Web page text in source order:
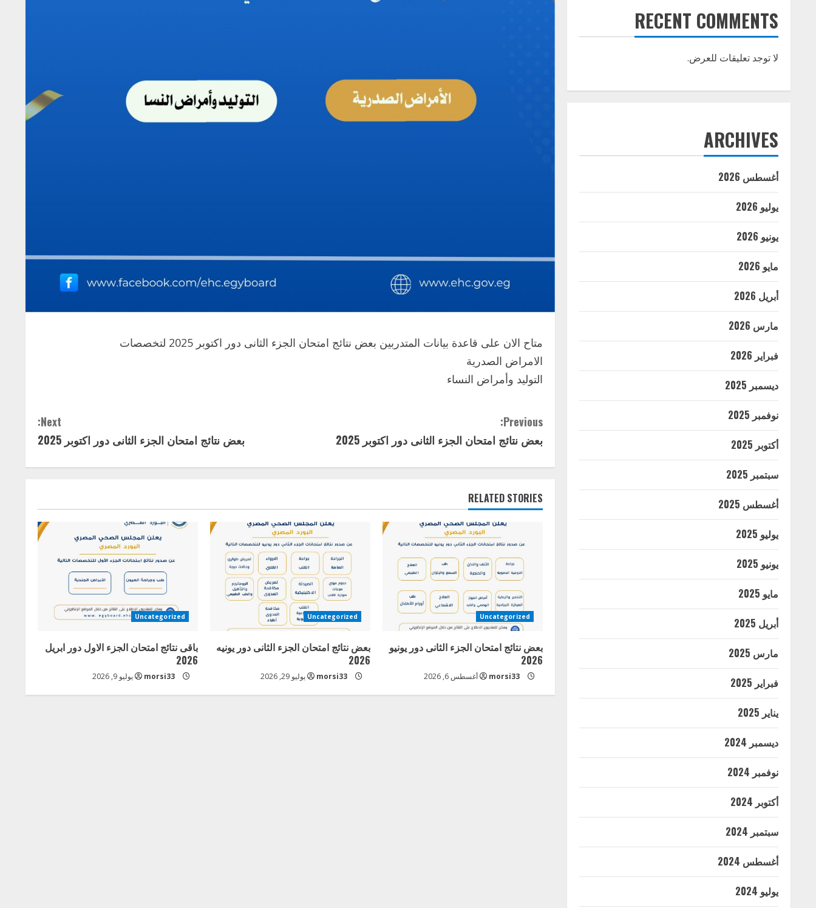
متاح الان على قاعدة بيانات المتدربين بعض نتائج امتحان الجزء الثانى دور اكتوبر 2025 لتخصصات
الامراض الصدرية
التوليد وأمراض النساء
C
o
n
t
R
e
Previous:
بعض نتائج امتحان الجزء الثانى دور اكتوبر 2025
Next:
بعض نتائج امتحان الجزء الثانى دور اكتوبر 2025
RELATED STORIES
Uncategorized
بعض نتائج امتحان الجزء الثانى دور يونيو
2026
morsi33 أغسطس 6, 2026
Uncategorized
بعض نتائج امتحان الجزء الثانى دور يونيه
2026
morsi33 يوليو 29, 2026
Uncategorized
باقى نتائج امتحان الجزء الاول دور ابريل
2026
morsi33 يوليو 9, 2026
RECENT COMMENTS
لا توجد تعليقات للعرض.
ARCHIVES
أغسطس 2026
يوليو 2026
يونيو 2026
مايو 2026
أبريل 2026
مارس 2026
فبراير 2026
ديسمبر 2025
نوفمبر 2025
أكتوبر 2025
سبتمبر 2025
أغسطس 2025
يوليو 2025
يونيو 2025
مايو 2025
أبريل 2025
مارس 2025
فبراير 2025
يناير 2025
ديسمبر 2024
نوفمبر 2024
أكتوبر 2024
سبتمبر 2024
أغسطس 2024
يوليو 2024